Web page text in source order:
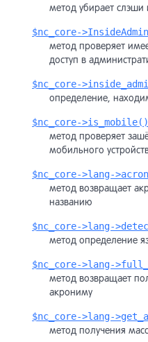
метод убирает
$nc_core-
метод проверяет
доступ в
$nc_core-
определение,
$nc_core->is_mobile()
метод проверяет
мобильного
$nc_core->lang-
метод возвращает
названию
$nc_core->lang-
метод определение
$nc_core->lang-
метод возвращает
акрониму
$nc_core->lang-
метод получения